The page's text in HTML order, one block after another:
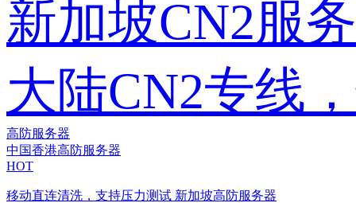
新加坡CN2服
大陆CN2专线
高防服务器
中国香港高防服务器
HOT
移动直连清洗，支持压力测试 新加坡高防服务器